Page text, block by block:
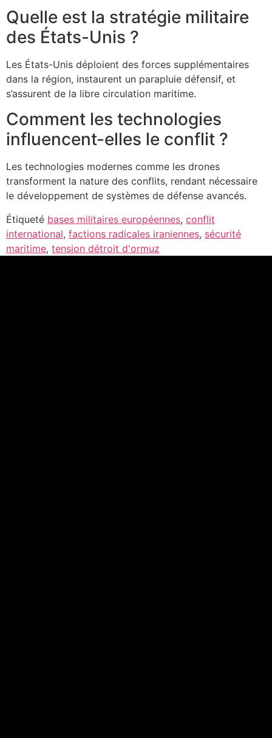
Quelle est la stratégie militaire
des États-Unis ?
Les États-Unis déploient des forces supplémentaires
dans la région, instaurent un parapluie défensif, et
s’assurent de la libre circulation maritime.
Comment les technologies
influencent-elles le conflit ?
Les technologies modernes comme les drones
transforment la nature des conflits, rendant nécessaire
le développement de systèmes de défense avancés.
Étiqueté bases militaires européennes, conflit
international, factions radicales iraniennes, sécurité
maritime, tension détroit d'ormuz